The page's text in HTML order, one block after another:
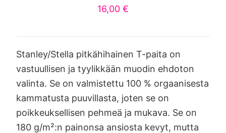
16,00 €
Stanley/Stella pitkähihainen T-paita on
vastuullisen ja tyylikkään muodin ehdoton
valinta. Se on valmistettu 100 % orgaanisesta
kammatusta puuvillasta, joten se on
poikkeuksellisen pehmeä ja mukava. Se on
180 g/m²:n painonsa ansiosta kevyt, mutta